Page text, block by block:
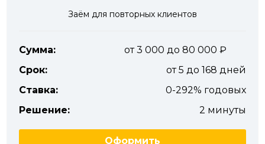
Заём для повторных клиентов
Сумма:
от 3 000 до 80 000
Срок:
от 5 до 168 дней
Ставка:
0-292% годовых
Решение:
2 минуты
Оформить